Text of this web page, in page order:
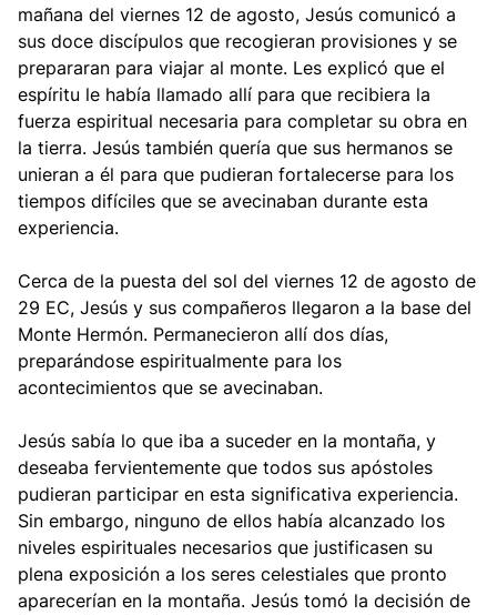
mañana del viernes 12 de agosto, Jesús comunicó a
sus doce discípulos que recogieran provisiones y se
prepararan para viajar al monte. Les explicó que el
espíritu le había llamado allí para que recibiera la
fuerza espiritual necesaria para completar su obra en
la tierra. Jesús también quería que sus hermanos se
unieran a él para que pudieran fortalecerse para los
tiempos difíciles que se avecinaban durante esta
experiencia.
Cerca de la puesta del sol del viernes 12 de agosto de
29 EC, Jesús y sus compañeros llegaron a la base del
Monte Hermón. Permanecieron allí dos días,
preparándose espiritualmente para los
acontecimientos que se avecinaban.
Jesús sabía lo que iba a suceder en la montaña, y
deseaba fervientemente que todos sus apóstoles
pudieran participar en esta significativa experiencia.
Sin embargo, ninguno de ellos había alcanzado los
niveles espirituales necesarios que justificasen su
plena exposición a los seres celestiales que pronto
aparecerían en la montaña. Jesús tomó la decisión de